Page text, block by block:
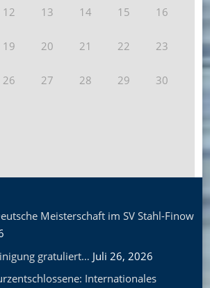
12 13 14 15 16
19 20 21 22 23
26 27 28 29 30
Meisterschaft im SV Stahl-Finow
gratuliert… Juli 26, 2026
Internationales